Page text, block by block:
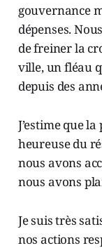
gouvernance
dépenses.
de freiner la
ville, un fléau
depuis des
J’estime que
heureuse du
nous avons
nous avons
Je suis très
nos actions